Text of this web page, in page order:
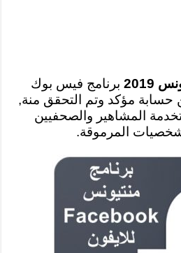
برنامج فيس بوك
مؤكد وتم التحقق منة,
المشاهير والصحفيين
المرموقة.